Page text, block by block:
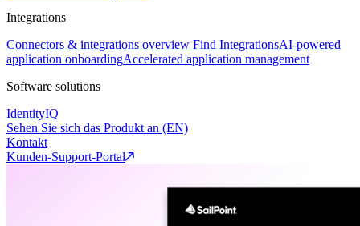
Integrations
Connectors & integrations overview Find IntegrationsAI-powered
application onboardingAccelerated application management
Software solutions
IdentityIQ
Sehen Sie sich das Produkt an (EN)
Kontakt
Kunden-Support-Portal